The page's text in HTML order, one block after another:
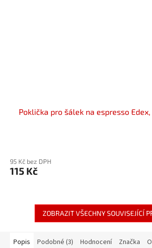
Poklička pro šálek na espresso Edex,
95 Kč bez DPH
115 Kč
ZOBRAZIT VŠECHNY SOUVISEJÍCÍ
Popis Podobné (3) Hodnocení Značka